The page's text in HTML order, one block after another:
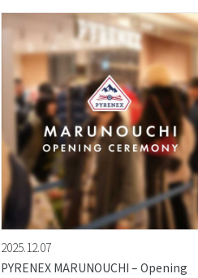
2025.12.07
PYRENEX MARUNOUCHI – Opening